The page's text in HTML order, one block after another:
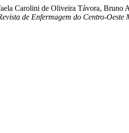
Carolini de Oliveira Távora, Bruno
de Enfermagem do Centro-Oeste